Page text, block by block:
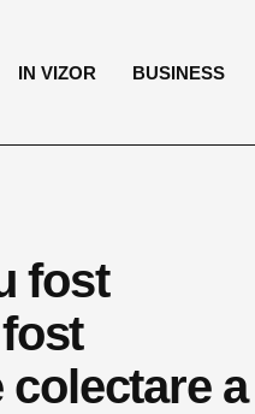
IN VIZOR BUSINESS
fost
a